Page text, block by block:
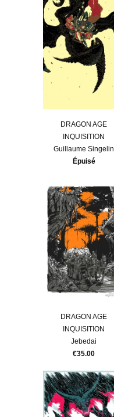
DRAGON AGE
INQUISITION
Guillaume Singelin
Épuisé
DRAGON AGE
INQUISITION
Jebedai
€35.00